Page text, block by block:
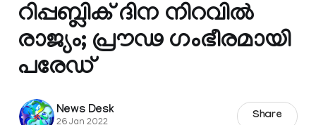
റിപ്പബ്ലിക് ദിന നിറവില്‍
രാജ്യം; പ്രൗഢ ഗംഭീരമായി
പരേഡ്
News Desk
26 Jan 2022
Share